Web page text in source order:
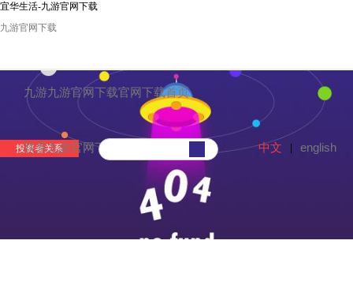
宜华生活-九游官网下载
九游官网下载
九游九游官网下载官网下载首页
联系九游官网下载
投资者关系 中文 english